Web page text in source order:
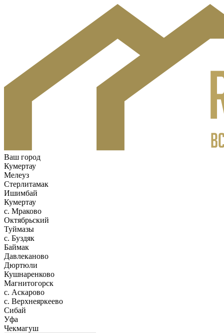
Ваш город
Кумертау
Мелеуз
Стерлитамак
Ишимбай
Кумертау
c. Мраково
Октябрьский
Туймазы
c. Буздяк
Баймак
Давлеканово
Дюртюли
Кушнаренково
Магнитогорск
с. Аскарово
с. Верхнеяркеево
Сибай
Уфа
Чекмагуш